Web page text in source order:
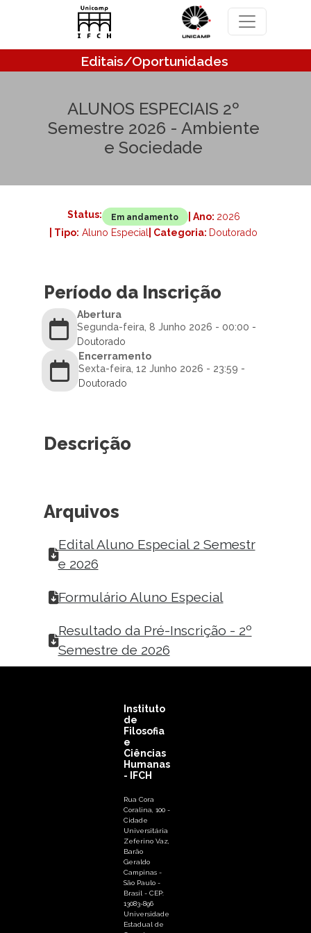
Pular para o conteúdo principal
Editais/Oportunidades
ALUNOS ESPECIAIS 2º
Semestre 2026 - Ambiente
e Sociedade
Status: Em andamento | Ano: 2026
| Tipo: Aluno Especial | Categoria: Doutorado
Período da Inscrição
Abertura
Segunda-feira, 8 Junho 2026 - 00:00 -
Doutorado
Encerramento
Sexta-feira, 12 Junho 2026 - 23:59 -
Doutorado
Descrição
Arquivos
Edital Aluno Especial 2 Semestr
e 2026
Formulário Aluno Especial
Resultado da Pré-Inscrição - 2º
Semestre de 2026
Instituto
de
Filosofia
e
Ciências
Humanas
- IFCH
Rua Cora
Coralina, 100 -
Cidade
Universitária
Zeferino Vaz,
Barão
Geraldo
Campinas -
São Paulo -
Brasil - CEP:
13083-896
Universidade
Estadual de